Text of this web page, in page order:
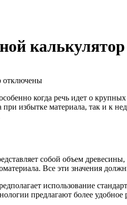
калькулятор
отключены
когда речь идет о
избытке материала, так и к
собой объем
Все эти значения
использование
предлагают более